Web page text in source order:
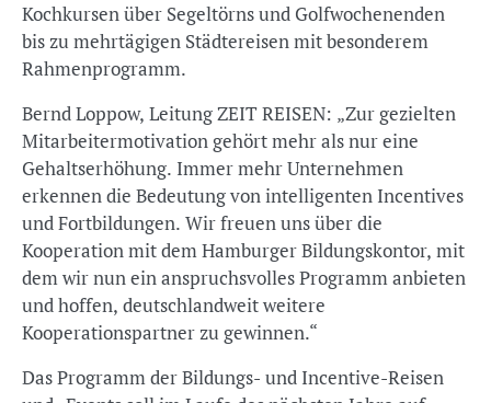
Kochkursen über Segeltörns und Golfwochenenden
bis zu mehrtägigen Städtereisen mit besonderem
Rahmenprogramm.
Bernd Loppow, Leitung ZEIT REISEN: „Zur gezielten
Mitarbeitermotivation gehört mehr als nur eine
Gehaltserhöhung. Immer mehr Unternehmen
erkennen die Bedeutung von intelligenten Incentives
und Fortbildungen. Wir freuen uns über die
Kooperation mit dem Hamburger Bildungskontor, mit
dem wir nun ein anspruchsvolles Programm anbieten
und hoffen, deutschlandweit weitere
Kooperationspartner zu gewinnen.“
Das Programm der Bildungs- und Incentive-Reisen